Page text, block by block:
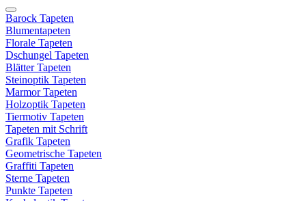
Barock Tapeten
Blumentapeten
Florale Tapeten
Dschungel Tapeten
Blätter Tapeten
Steinoptik Tapeten
Marmor Tapeten
Holzoptik Tapeten
Tiermotiv Tapeten
Tapeten mit Schrift
Grafik Tapeten
Geometrische Tapeten
Graffiti Tapeten
Sterne Tapeten
Punkte Tapeten